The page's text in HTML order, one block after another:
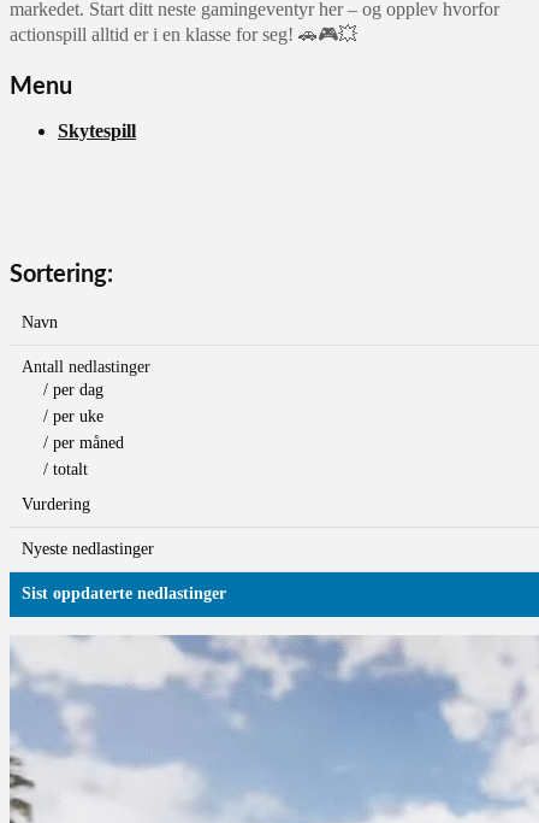
markedet. Start ditt neste gamingeventyr her – og opplev hvorfor
actionspill alltid er i en klasse for seg! 🚗🎮💥
Menu
Skytespill
Sortering:
Navn
Antall nedlastinger
/ per dag
/ per uke
/ per måned
/ totalt
Vurdering
Nyeste nedlastinger
Sist oppdaterte nedlastinger